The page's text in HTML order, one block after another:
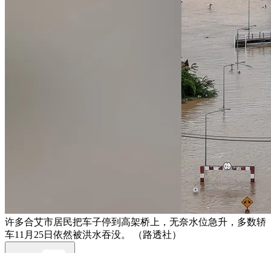
许多合艾市居民把车子停到高架桥上，无奈水位急升，多数轿
车11月25日依然被洪水吞没。 （路透社）